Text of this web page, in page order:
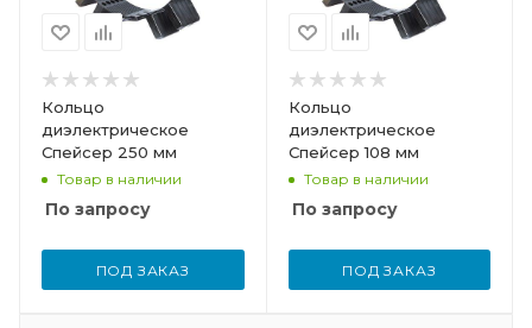
Кольцо
диэлектрическое
Спейсер 250 мм
Товар в наличии
По запросу
ПОД ЗАКАЗ
Кольцо
диэлектрическое
Спейсер 108 мм
Товар в наличии
По запросу
ПОД ЗАКАЗ